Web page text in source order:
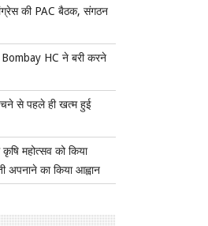
की PAC बैठक, संगठन
HC ने बरी करने
से पहले ही खत्म हुई
महोत्सव को किया
अपनाने का किया आह्वान